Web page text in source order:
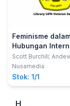
Feminisme
Hubungan
Scott Burchill;
Nusamedia
Stok: 1/1
H